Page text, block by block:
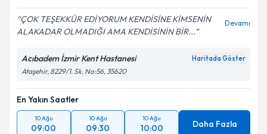
ÇOK TEŞEKKÜR EDİYORUM KENDİSİNE KİMSENİN
ALAKADAR OLMADIĞI AMA KENDİSİNİN BİR...
Devamı
Acıbadem İzmir Kent Hastanesi Haritada Göster
Ataşehir, 8229/1. Sk. No:56, 35620
En Yakın Saatler
10 Ağu
09:00
10 Ağu
09:30
10 Ağu
10:00 Daha Fazla